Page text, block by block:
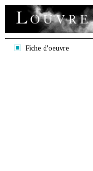
Fiche d'oeuvre